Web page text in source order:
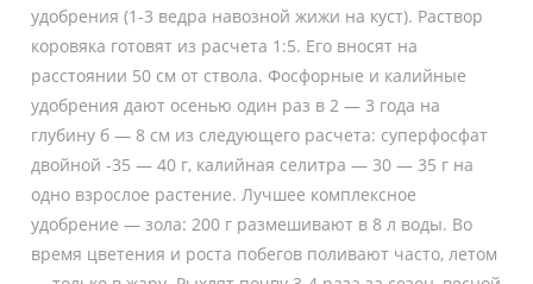
удобрения (1-3 ведра навозной жижи на куст). Раствор
коровяка готовят из расчета 1:5. Его вносят на
расстоянии 50 см от ствола. Фосфорные и калийные
удобрения дают осенью один раз в 2 — 3 года на
глубину б — 8 см из следующего расчета: суперфосфат
двойной -35 — 40 г, калийная селитра — 30 — 35 г на
одно взрослое растение. Лучшее комплексное
удобрение — зола: 200 г размешивают в 8 л воды. Во
время цветения и роста побегов поливают часто, летом